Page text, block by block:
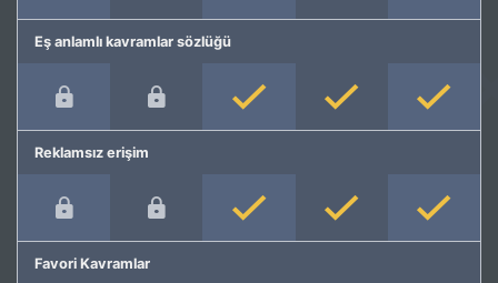
Eş anlamlı kavramlar sözlüğü
Reklamsız erişim
Favori Kavramlar